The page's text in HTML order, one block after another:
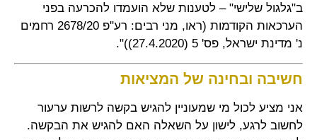
ב"גלגול שלישי" – לטענות שלא הועמדו להכרעה בפני
הערכאות הקודמות (ראו, מני רבים: רע"פ 2678/20
רחמים
נ' מדינת ישראל, פס' 5 (27.4.2020))".
חשיבה ובחינה של המציאות
אני מציע לכול מי שמעוניין להגיש בקשה לרשות ערעור
לחשוב לרגע, לישון על השאלה האם להגיש את הבקשה.